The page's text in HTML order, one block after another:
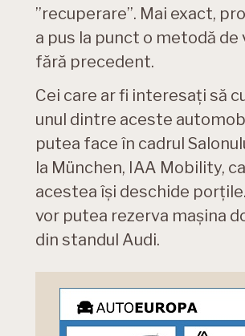
”recuperare”. Mai exact,
a pus la punct o metodă de
fără precedent.
Cei care ar fi interesați să
unul dintre aceste
putea face în cadrul
la München, IAA Mobility,
acestea își deschide
vor putea rezerva mașina
din standul Audi.